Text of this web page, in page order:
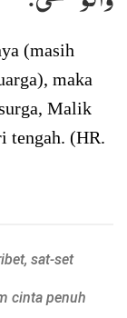
(masih
maka
Malik
tengah. (HR.
sat-set
cinta penuh